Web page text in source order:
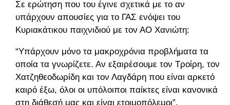
Σε ερώτηση που του έγινε σχετικά με το αν
υπάρχουν απουσίες για το ΓΑΣ ενόψει του
Κυριακάτικου παιχνιδιού με τον ΑΟ Χανιώτη:
“Υπάρχουν μόνο τα μακροχρόνια προβλήματα τα
οποία τα γνωρίζετε. Αν εξαιρέσουμε τον Τροίρη, τον
Χατζηθεοδωρίδη και τον Λαγδάρη που είναι αρκετό
καιρό έξω, όλοι οι υπόλοιποι παίκτες είναι κανονικά
στη διάθεσή μας και είναι ετοιμοπόλεμοι”.